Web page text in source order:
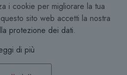
di Vendita
i cookie per migliorare la tua
sito web accetti la nostra
protezione dei dati.
di più